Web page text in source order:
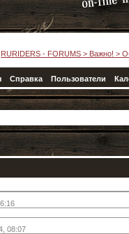
RURIDERS - FORUMS > Важно! >
Справка Пользователи
08:07